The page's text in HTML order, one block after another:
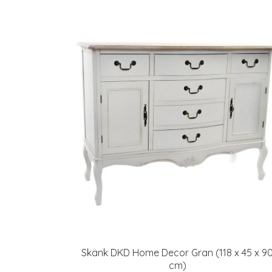
Skänk DKD Home Decor Gran (118 x 45 x
cm)